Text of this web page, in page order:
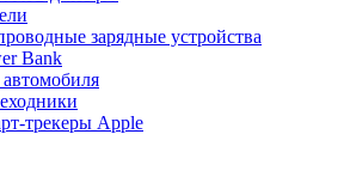
зарядные устройства
Bank
трекеры Apple